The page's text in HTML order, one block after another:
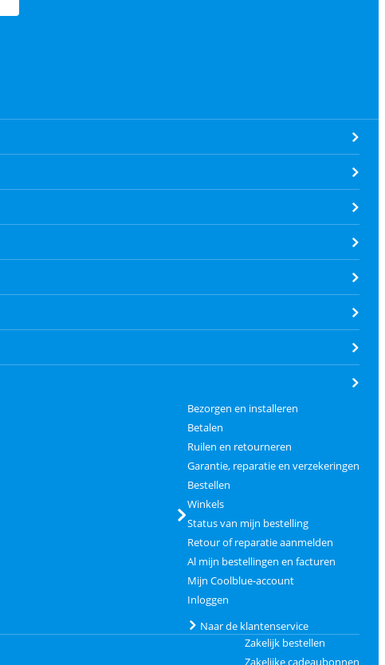
Bezorgen en installeren
Betalen
Ruilen en retourneren
Garantie, reparatie en verzekeringen
Bestellen
Winkels
Status van mijn bestelling
Retour of reparatie aanmelden
Al mijn bestellingen en facturen
Mijn Coolblue-account
Inloggen
Naar de klantenservice
Zakelijk bestellen
Zakelijke cadeaubonnen